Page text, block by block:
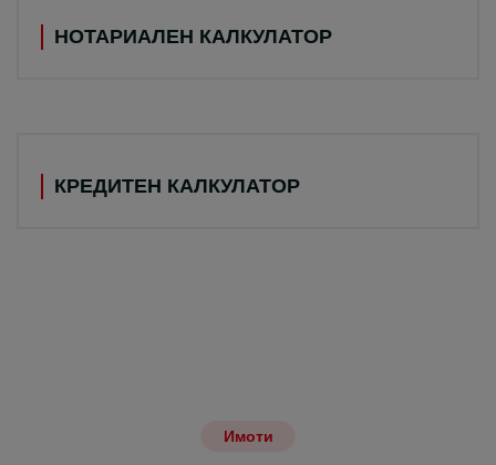
КРЕДИТЕН КАЛКУЛАТОР
НОТАРИАЛЕН КАЛКУЛАТОР
Имоти